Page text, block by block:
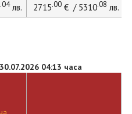
.04лв. 2715.00€ / 5310.08 лв.
04:13 часа